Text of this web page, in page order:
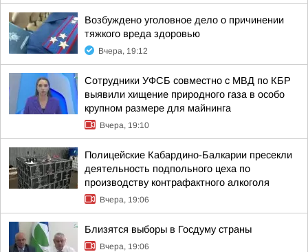
Возбуждено уголовное дело о причинении
тяжкого вреда здоровью
Вчера, 19:12
Сотрудники УФСБ совместно с МВД по КБР
выявили хищение природного газа в особо
крупном размере для майнинга
Вчера, 19:10
Полицейские Кабардино-Балкарии пресекли
деятельность подпольного цеха по
производству контрафактного алкоголя
Вчера, 19:06
Близятся выборы в Госдуму страны
Вчера, 19:06